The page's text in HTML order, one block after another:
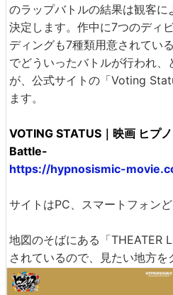
のラップバトルの結果は観客に
決定します。作中に7つのディ
ディングも7種類用意されてい
でどういったバトルが行われ
が、公式サイトの「Voting
ます。
VOTING STATUS｜映画 ヒプ
Battle-
https://hypnosismic-
サイトはPC、スマートフォン
地図のそばにある「THEATER
されているので、見たい地方を